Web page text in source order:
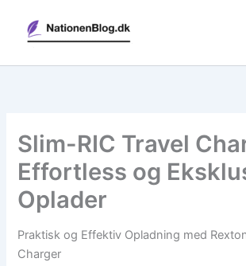
indholdet
Slim-RIC Travel
Effortless og
Oplader
Praktisk og Effektiv Opladning med
Charger